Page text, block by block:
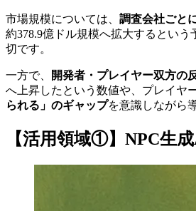
市場規模については、 調査会社ごと
約378.9億ドル規模へ拡大するとい
切です。
一方で、 開発者・プレイヤー双方の
へ上昇したという数値や、プレイヤ
られる」のギャップを意識しながら
【活用領域①】NPC生